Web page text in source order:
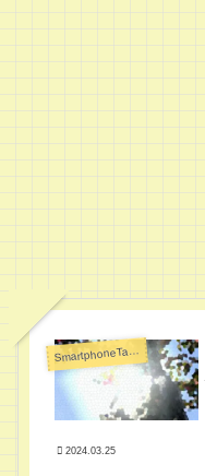
S
martphoneTabletPC
2024.03.25